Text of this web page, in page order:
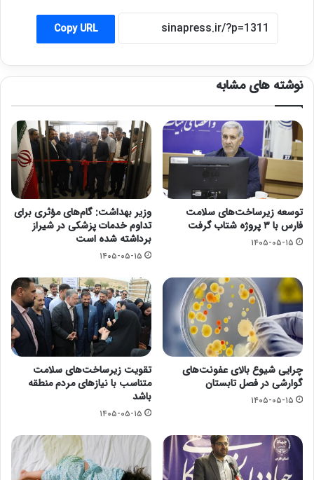
Copy URL
نوشته های مشابه
توسعه زیرساخت‌های سلامت
فارس با ۳ پروژه شتاب گرفت
۱۴۰۵-۰۵-۱۵
وزیر بهداشت: گام‌های مؤثری برای
تداوم خدمات پزشکی در شیراز
برداشته شده است
۱۴۰۵-۰۵-۱۵
چرایی شیوع بالای عفونت‌های
گوارشی در فصل تابستان
۱۴۰۵-۰۵-۱۵
تقویت زیرساخت‌های سلامت
متناسب با نیازهای مردم منطقه
باشد
۱۴۰۵-۰۵-۱۵